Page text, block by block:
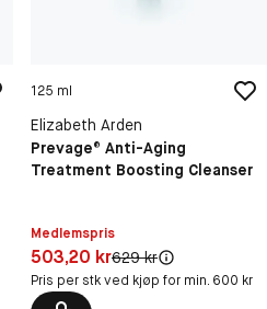
125 ml
Elizabeth Arden
Prevage® Anti-Aging
Treatment Boosting Cleanser
Medlemspris
Pris: 503,20 kr
503,20 krOriginal pris:
629 kr
Pris per stk ved kjøp for min. 600 kr